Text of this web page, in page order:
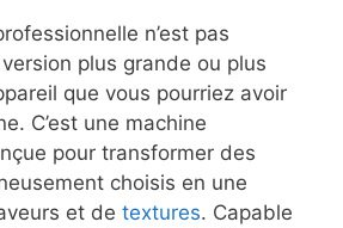
n’est pas
plus grande ou plus
que vous pourriez avoir
C’est une machine
pour transformer des
choisis en une
et de textures. Capable